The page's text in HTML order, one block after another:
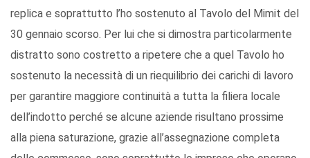
replica e soprattutto l’ho sostenuto al Tavolo del Mimit del
30 gennaio scorso. Per lui che si dimostra particolarmente
distratto sono costretto a ripetere che a quel Tavolo ho
sostenuto la necessità di un riequilibrio dei carichi di lavoro
per garantire maggiore continuità a tutta la filiera locale
dell’indotto perché se alcune aziende risultano prossime
alla piena saturazione, grazie all’assegnazione completa